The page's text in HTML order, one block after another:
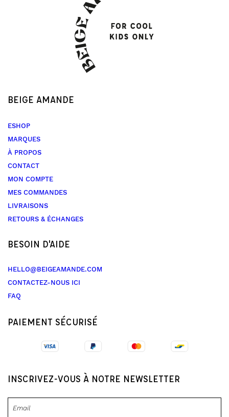
BEIGE AMANDE
ESHOP
MARQUES
À PROPOS
CONTACT
MON COMPTE
MES COMMANDES
LIVRAISONS
RETOURS & ÉCHANGES
BESOIN D'AIDE
HELLO@BEIGEAMANDE.COM
CONTACTEZ-NOUS ICI
FAQ
PAIEMENT SÉCURISÉ
INSCRIVEZ-VOUS À NOTRE NEWSLETTER